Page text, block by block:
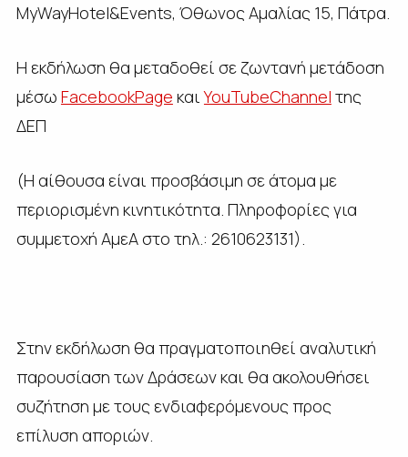
MyWayHotel&Events, Όθωνος Αμαλίας 15, Πάτρα.
Η εκδήλωση θα μεταδοθεί σε ζωντανή μετάδοση
μέσω FacebookPage καιYouTubeChannel της
ΔΕΠ
(Η αίθουσα είναι προσβάσιμη σε άτομα με
περιορισμένη κινητικότητα. Πληροφορίες για
συμμετοχή ΑμεΑ στο τηλ.: 2610623131).
Στην εκδήλωση θα πραγματοποιηθεί αναλυτική
παρουσίαση των Δράσεων και θα ακολουθήσει
συζήτηση με τους ενδιαφερόμενους προς
επίλυση αποριών.